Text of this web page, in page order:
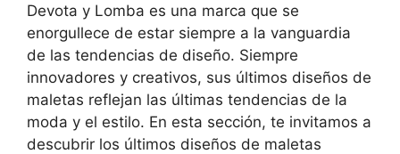
Devota y Lomba es una marca que se
enorgullece de estar siempre a la vanguardia
de las tendencias de diseño. Siempre
innovadores y creativos, sus últimos diseños de
maletas reflejan las últimas tendencias de la
moda y el estilo. En esta sección, te invitamos a
descubrir los últimos diseños de maletas